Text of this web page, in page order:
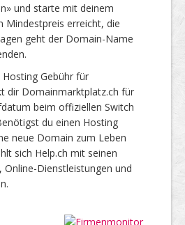
und starte mit deinem
Mindestpreis erreicht, die
geht der Domain-Name
Gebühr für
dir Domainmarktplatz.ch für
beim offiziellen Switch
du einen Hosting
neue Domain zum Leben
sich Help.ch mit seinen
Online-Dienstleistungen und